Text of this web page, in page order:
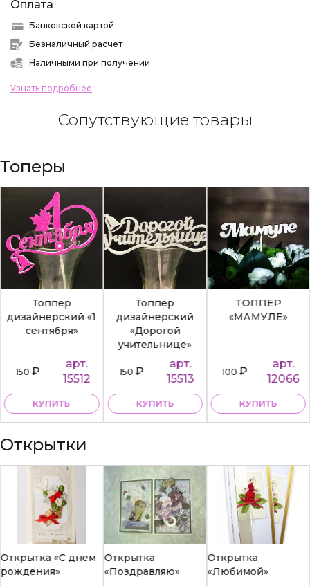
Оплата
Банковской картой
Безналичный расчет
Наличными при получении
Узнать подробнее
Сопутствующие товары
Топеры
Топпер
дизайнерский «1
сентября»
150₽
арт.
15512
КУПИТЬ
Топпер
дизайнерский
«Дорогой
учительнице»
150₽
арт.
15513
КУПИТЬ
ТОППЕР
«МАМУЛЕ»
100₽
арт.
12066
КУПИТЬ
Открытки
Открытка «С днем
рождения»
Открытка
«Поздравляю»
Открытка
«Любимой»